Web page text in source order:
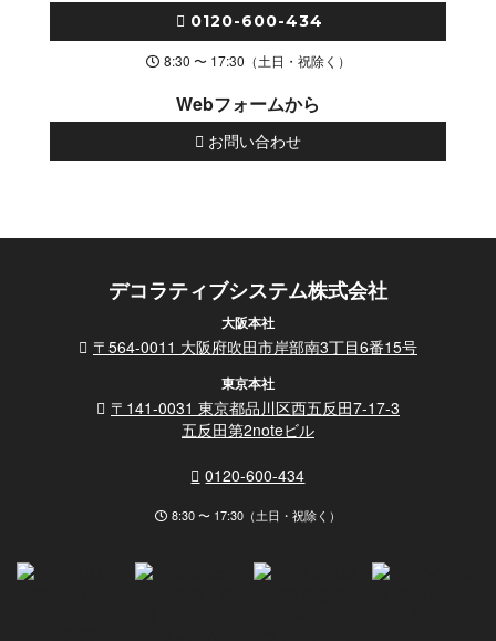
0120-600-434
8:30 〜 17:30（土日・祝除く）
Webフォームから
お問い合わせ
デコラティブシステム株式会社
大阪本社
〒564-0011 大阪府吹田市岸部南3丁目6番15号
東京本社
〒141-0031 東京都品川区西五反田7-17-3
五反田第2noteビル
0120-600-434
8:30 〜 17:30（土日・祝除く）